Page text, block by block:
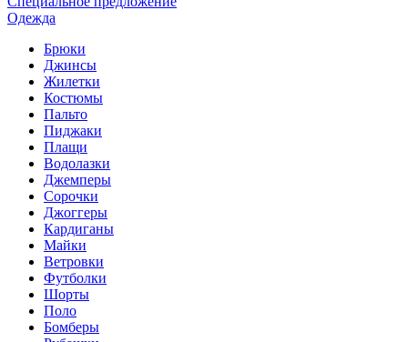
Одежда
Брюки
Джинсы
Жилетки
Костюмы
Пальто
Пиджаки
Плащи
Водолазки
Джемперы
Сорочки
Джоггеры
Кардиганы
Майки
Ветровки
Футболки
Шорты
Поло
Бомберы